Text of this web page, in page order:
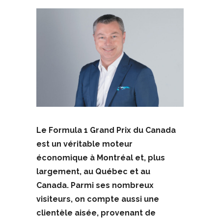
Le Formula 1 Grand Prix du Canada
est un véritable moteur
économique à Montréal et, plus
largement, au Québec et au
Canada. Parmi ses nombreux
visiteurs, on compte aussi une
clientèle aisée, provenant de